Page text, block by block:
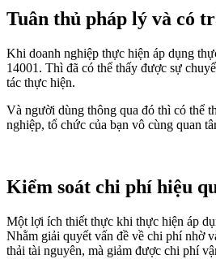
Tuân thủ pháp lý và có
Khi doanh nghiệp thực hiện áp dụng
14001. Thì đã có thể thấy được sự
tác thực hiện.
Và người dùng thông qua đó thì có thể
nghiệp, tổ chức của bạn vô cùng quan
Kiểm soát chi phí hiệu
Một lợi ích thiết thực khi thực hiện áp
Nhằm giải quyết vấn đề về chi phí nhờ
thải tài nguyên, mà giảm được chi phí